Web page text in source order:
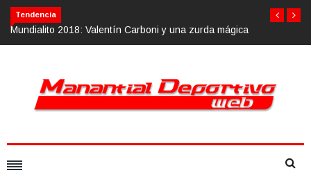
Tendencia
Calvario Race 2018, 10 de noviembre